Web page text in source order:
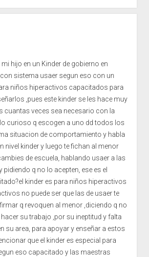
hijo en un Kinder de gobierno en
sistema usaer segun eso con un
niños hiperactivos capacitados para
,pues este kinder se les hace muy
cuantas veces sea necesario con la
curioso q escogen a uno dd todos los
situacion de comportamiento y habla
nivel kinder y luego te fichan al menor
de escuela, hablando usaer a las
pidiendo q no lo acepten, ese es el
kinder es para niños hiperactivos
no puede ser que las de usaer te
q revoquen al menor ,diciendo q no
su trabajo ,por su ineptitud y falta
su area, para apoyar y enseñar a estos
que el kinder es especial para
eso capacitado y las maestras